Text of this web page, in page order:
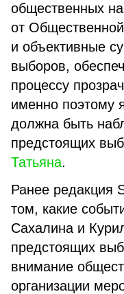
общественных
от
и объективные
выборов,
процессу
именно поэтому
должна быть
предстоящих
Татьяна.
Ранее редакция
том, какие
Сахалина и
предстоящих
внимание
организации